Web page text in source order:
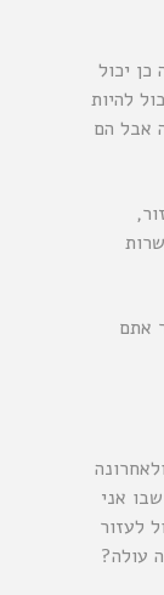
יכול
להיות
אבל הם
אתם
אני
לעזור
עולה?